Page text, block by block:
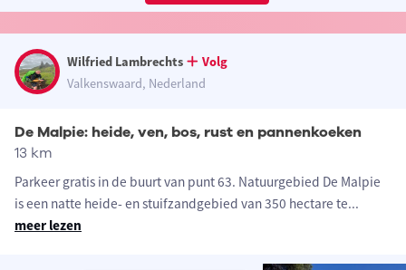
Wilfried Lambrechts
Volg
Valkenswaard, Nederland
De Malpie: heide, ven, bos, rust en pannenkoeken
13 km
Parkeer gratis in de buurt van punt 63. Natuurgebied De Malpie
is een natte heide- en stuifzandgebied van 350 hectare te...
meer lezen